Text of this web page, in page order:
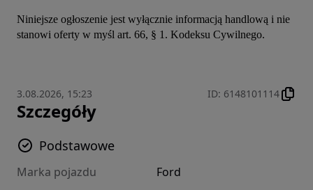
Niniejsze ogłoszenie jest wyłącznie informacją handlową i nie
stanowi oferty w myśl art. 66, § 1. Kodeksu Cywilnego.
3.08.2026, 15:23 ID: 6148101114
Szczegóły
Podstawowe
Marka pojazdu Ford